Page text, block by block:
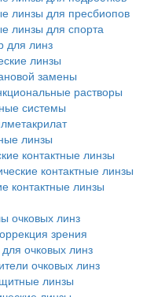
линзы для пресбиопов
линзы для спорта
для линз
линзы
замены
растворы
системы
линзы
контактные линзы
контактные линзы
контактные линзы
очковых линз
зрения
очковых линз
очковых линз
линзы